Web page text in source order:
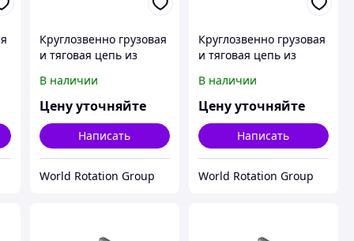
Круглозвенно грузовая
и тяговая цепь из
(короткозв.) d(mm):13
Шаг(mm):36 ГОСТ 2319-
В наличии
Цену уточняйте
Написать
World Rotation Group
Круглозвенно грузовая
и тяговая цепь из
(короткозв.) d(mm):16
Шаг(mm):45 ГОСТ 2319-
В наличии
Цену уточняйте
Написать
World Rotation Group